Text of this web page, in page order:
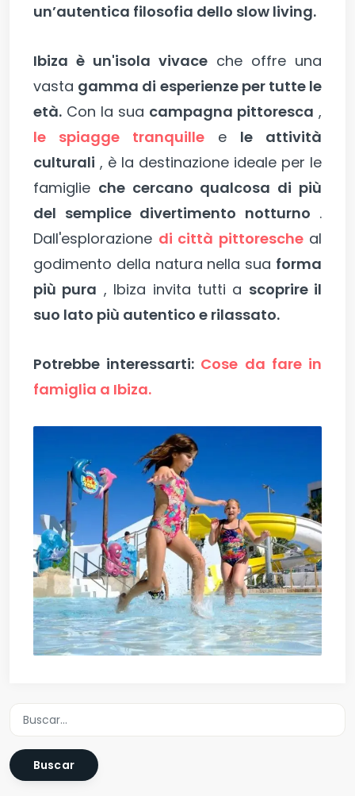
un’autentica filosofia dello slow living.
Ibiza è un'isola vivace che offre una
vasta gamma di esperienze per tutte le
età. Con la sua campagna pittoresca ,
le spiagge tranquille e le attività
culturali , è la destinazione ideale per le
famiglie che cercano qualcosa di più
del semplice divertimento notturno .
Dall'esplorazione di città pittorescheal
godimento della natura nella sua forma
più pura , Ibiza invita tutti a scoprire il
suo lato più autentico e rilassato.
Potrebbe interessarti: Cose da fare in
famiglia a Ibiza.
Buscar